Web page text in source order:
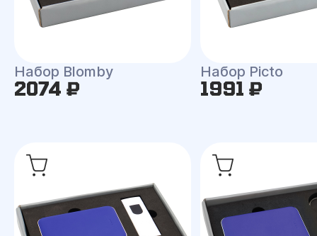
Набор Blomby
2074 ₽
Набор Picto
1991 ₽